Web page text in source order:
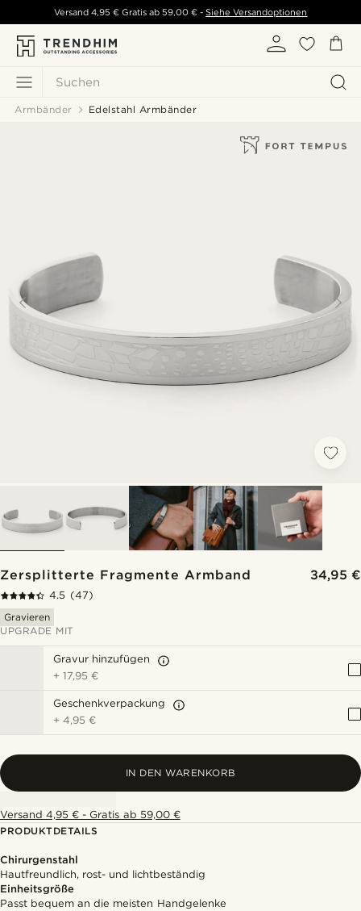
Suchen
Versand 4,95 € Gratis ab59,00 € - Siehe Versandoptionen
Armbänder Edelstahl Armbänder
Zersplitterte Fragmente Armband 34,95 €
4.5 (47)
Gravieren
UPGRADE MIT
Gravur hinzufügen
+17,95 €
Geschenkverpackung
+4,95 €
IN DEN WARENKORB
Versand 4,95 € - Gratis ab 59,00 €
PRODUKTDETAILS
Chirurgenstahl
Hautfreundlich, rost- und lichtbeständig
Einheitsgröße
Passt bequem an die meisten Handgelenke